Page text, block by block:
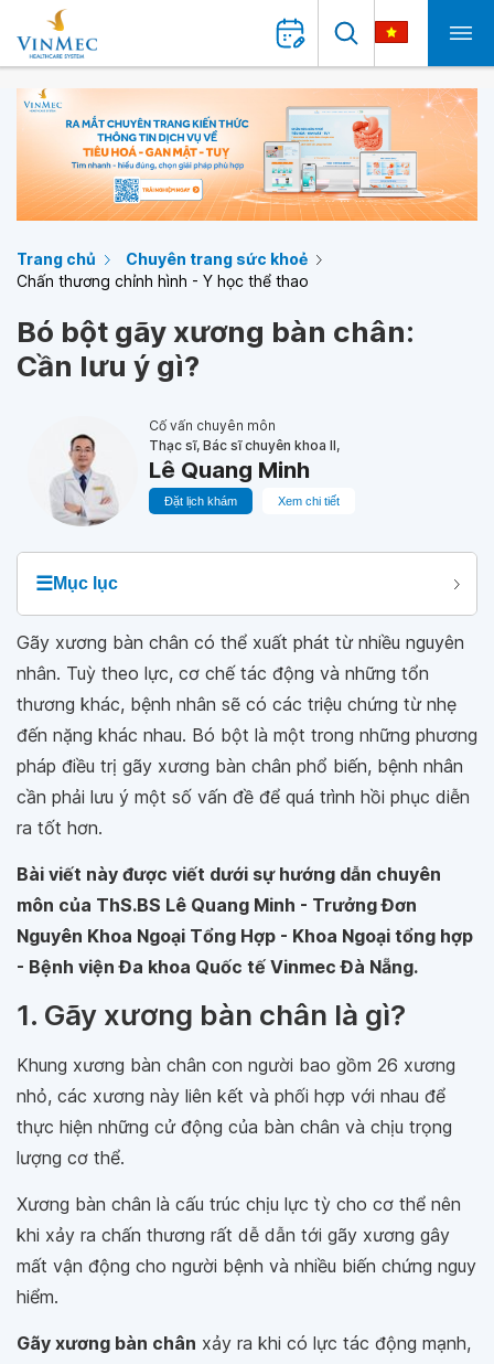
Trang chủ
Chuyên trang sức khoẻ
Chấn thương chỉnh hình - Y học thể thao
Bó bột gãy xương bàn chân:
Cần lưu ý gì?
Cố vấn chuyên môn
Thạc sĩ, Bác sĩ chuyên khoa II,
Lê Quang Minh
Đặt lịch khám Xem chi tiết
☰Mục lục
Gãy xương bàn chân có thể xuất phát từ nhiều nguyên
nhân. Tuỳ theo lực, cơ chế tác động và những tổn
thương khác, bệnh nhân sẽ có các triệu chứng từ nhẹ
đến nặng khác nhau. Bó bột là một trong những phương
pháp điều trị gãy xương bàn chân phổ biến, bệnh nhân
cần phải lưu ý một số vấn đề để quá trình hồi phục diễn
ra tốt hơn.
Bài viết này được viết dưới sự hướng dẫn chuyên
môn của ThS.BS Lê Quang Minh - Trưởng Đơn
Nguyên Khoa Ngoại Tổng Hợp - Khoa Ngoại tổng hợp
- Bệnh viện Đa khoa Quốc tế Vinmec Đà Nẵng.
1. Gãy xương bàn chân là gì?
Khung xương bàn chân con người bao gồm 26 xương
nhỏ, các xương này liên kết và phối hợp với nhau để
thực hiện những cử động của bàn chân và chịu trọng
lượng cơ thể.
Xương bàn chân là cấu trúc chịu lực tỳ cho cơ thể nên
khi xảy ra chấn thương rất dễ dẫn tới gãy xương gây
mất vận động cho người bệnh và nhiều biến chứng nguy
hiểm.
Gãy xương bàn chân xảy ra khi có lực tác động mạnh,